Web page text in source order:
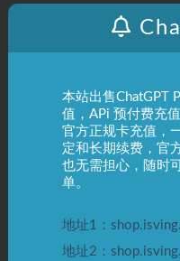
ChatGPT 使用指南
ChatGPT APi中Token是什么？
如何计算Token使用量？
本站出售ChatGPT
值，APi 预付费充
官方正规卡充值，
定和长期续费，官
也无需担心，随时
单。
地址1：
地址2：